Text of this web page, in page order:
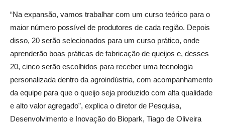
“Na expansão, vamos trabalhar com um curso teórico para o
maior número possível de produtores de cada região. Depois
disso, 20 serão selecionados para um curso prático, onde
aprenderão boas práticas de fabricação de queijos e, desses
20, cinco serão escolhidos para receber uma tecnologia
personalizada dentro da agroindústria, com acompanhamento
da equipe para que o queijo seja produzido com alta qualidade
e alto valor agregado”, explica o diretor de Pesquisa,
Desenvolvimento e Inovação do Biopark, Tiago de Oliveira